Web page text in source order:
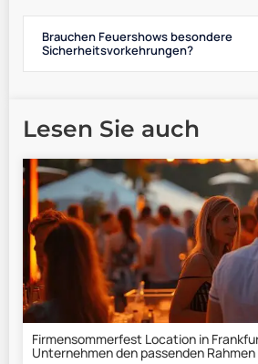
Brauchen Feuershows besondere
Sicherheitsvorkehrungen?
Lesen Sie auch
Firmensommerfest Location in
Unternehmen den passenden Rahmen